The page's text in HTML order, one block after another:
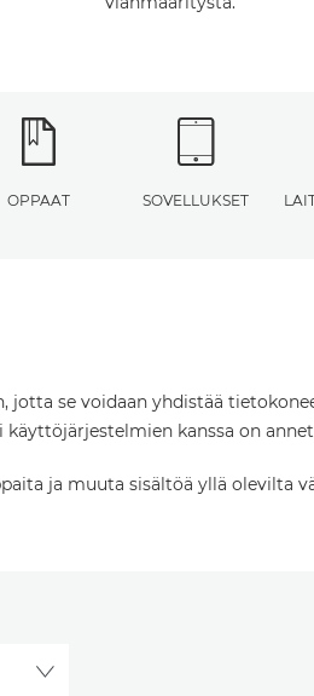
OPPAAT SOVELLUKSET
se voidaan yhdistää
kanssa on
ja muuta sisältöä yllä olevilta